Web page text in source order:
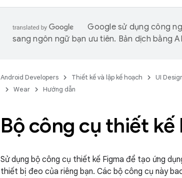
Google sử dụng công
sang ngôn ngữ bạn ưu tiên. Bản dịch bằng
Android Developers Thiết kế và lập kế hoạch
UI
Wear
Hướng dẫn
Bộ công cụ thiết kế
Sử dụng bộ công cụ thiết kế Figma để tạo ứng
thiết bị đeo của riêng bạn. Các bộ công cụ này